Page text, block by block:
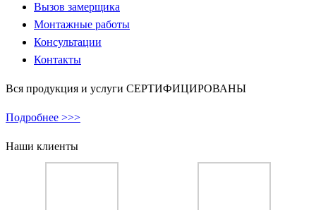
Вызов замерщика
Монтажные работы
Консультации
Контакты
Вся продукция и услуги СЕРТИФИЦИРОВАНЫ
Подробнее >>>
Наши клиенты